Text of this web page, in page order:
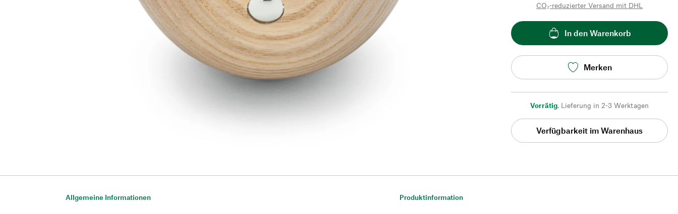
CO₂-reduzierter Versand mit DHL
In den Warenkorb
Merken
Vorrätig, Lieferung in 2-3 Werktagen
Verfügbarkeit im Warenhaus
Allgemeine Informationen Produktinformation